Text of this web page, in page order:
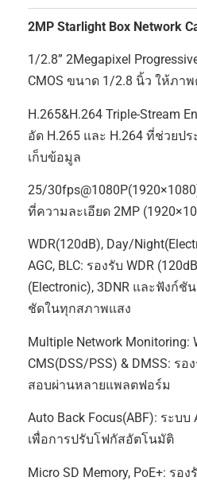
2MP Starlight Box Network
1/2.8” 2Megapixel
CMOS ขนาด 1/2.8 นิ้ว ให้ภ
H.265&H.264 Triple-Stream
อัด H.265 และ H.264 ที่ช่วย
เก็บข้อมูล
25/
ที่ความละเอียด 2MP
WDR(120dB), Day/
AGC, BLC: รองรับ WDR
(Electronic), 3DNR และฟังก์
ชัดในทุกสภาพแสง
Multiple Network Monitoring:
CMS(DSS/PSS) & DMSS: ร
สอบผ่านหลายแพลตฟอร์ม
Auto Back Focus(ABF): ระบบ
เพื่อการปรับโฟกัสอัตโนมัติ
Micro SD Memory, PoE+: รอ